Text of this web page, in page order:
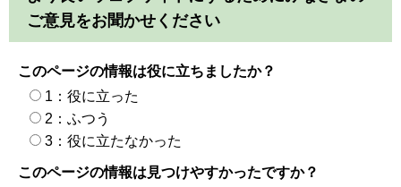
ご意見をお聞かせください
このページの情報は役に立ちましたか？
1：役に立った
2：ふつう
3：役に立たなかった
このページの情報は見つけやすかったですか？